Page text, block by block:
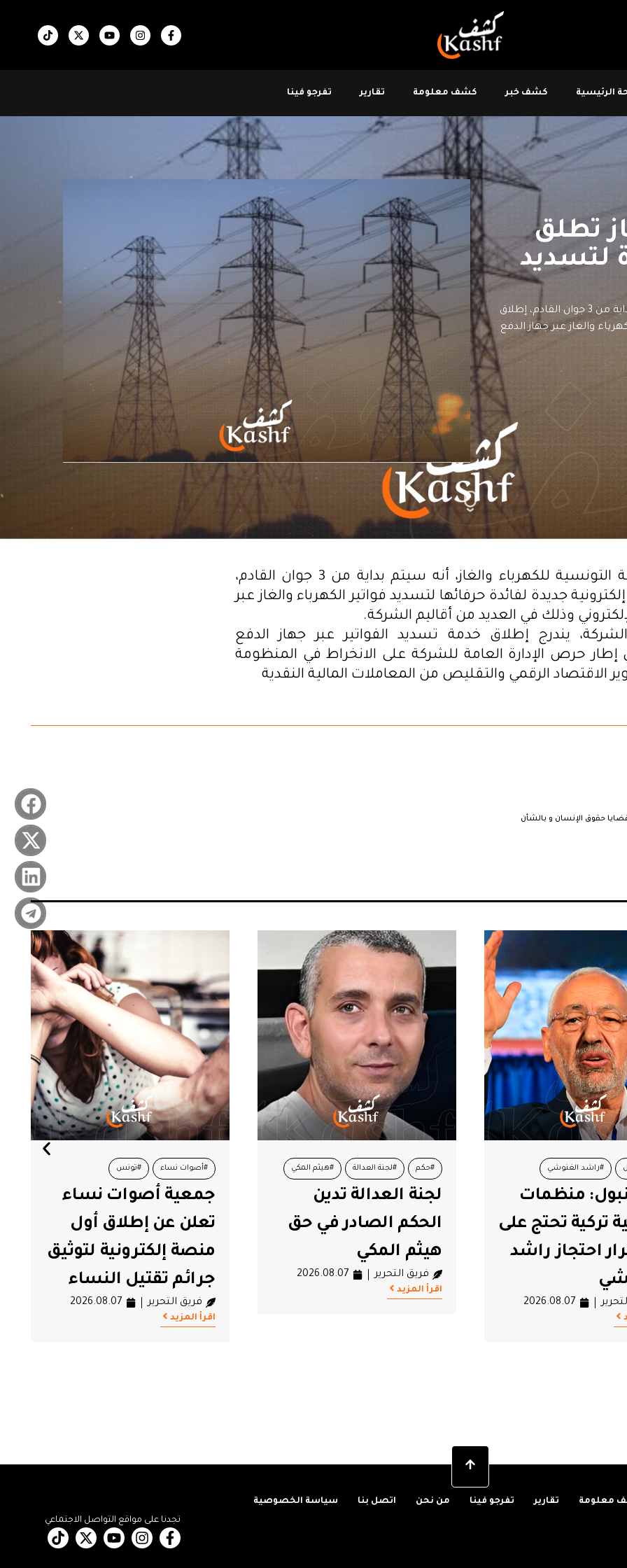
الرئيسية كشف خبر كشف معلومة تقارير تفرجو فينا
تطلق
لتسديد
كشفت الشركة التونسية للكهرباء والغاز، أنه سيتم بداية من 3 جوان القادم، إطلاق
والغاز عبر جهاز الدفع
أفادت الشركة التونسية للكهرباء والغاز، أنه سيتم بداية من 3 جوان القادم،
جديدة لفائدة حرفائها لتسديد فواتير الكهرباء والغاز عبر
وذلك في العديد من أقاليم الشركة.
يندرج إطلاق خدمة تسديد الفواتير عبر جهاز الدفع
إطار حرص الإدارة العامة للشركة على الانخراط في المنظومة
الاقتصاد الرقمي والتقليص من المعاملات المالية النقدية
حقوق الإنسان و بالشأن
#لجنة العدالة #هيثم المكي
تدين
الصادر في حق
#أصوات نساء #تونس
جمعية أصوات نساء
تعلن عن إطلاق أول
منصة إلكترونية لتوثيق
جرائم تقتيل النساء
فريق التحرير
#تونس #قيس سعيد
من وعود قيس سعيّد
لم تتحقّق في حصيلة
حكمه منذ 7 سنوات
فريق التحرير 2026.08.07
اقرأ المزيد
تجدنا على مواقع التواصل الاجتماعي
معلومة تقارير تفرجو فينا من نحن اتصل بنا سياسة الخصوصية